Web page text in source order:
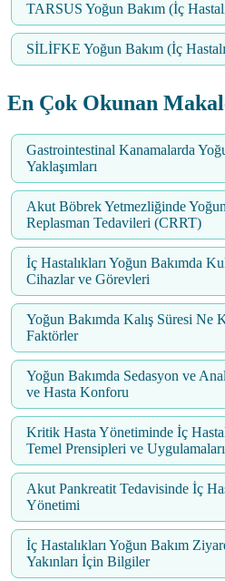
TARSUS Yoğun Bakım (İç
SİLİFKE Yoğun Bakım (İç
En Çok Okunan
Gastrointestinal Kanamalarda
Yaklaşımları
Akut Böbrek Yetmezliğinde
Replasman Tedavileri (CRRT)
İç Hastalıkları Yoğun Bakımda
Cihazlar ve Görevleri
Yoğun Bakımda Kalış Süresi Ne
Faktörler
Yoğun Bakımda Sedasyon ve
ve Hasta Konforu
Kritik Hasta Yönetiminde İç
Temel Prensipleri ve Uygulamaları
Akut Pankreatit Tedavisinde İç
Yönetimi
İç Hastalıkları Yoğun Bakım
Yakınları İçin Bilgiler